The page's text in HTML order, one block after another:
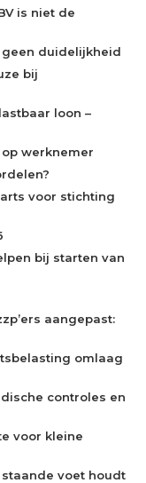
is niet de
duidelijkheid
bij
loon –
werknemer
voor stichting
bij starten van
aangepast:
omlaag
controles en
voor kleine
voet houdt